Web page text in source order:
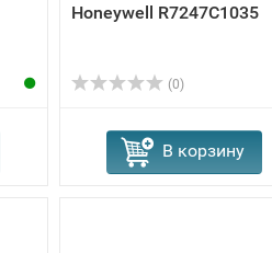
Honeywell R7247C1035
(0)
В корзину